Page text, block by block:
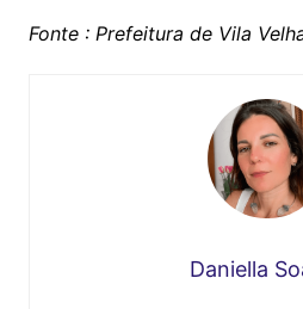
Fonte : Prefeitura de Vila
Daniella